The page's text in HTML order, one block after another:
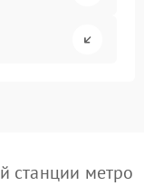
станции метро